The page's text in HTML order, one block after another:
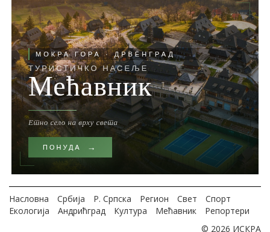
Насловна Србија Р. Српска Регион Свет
Спорт
Екологија
Андрићград Култура Мећавник
Репортери
© 2026 ИСКРА